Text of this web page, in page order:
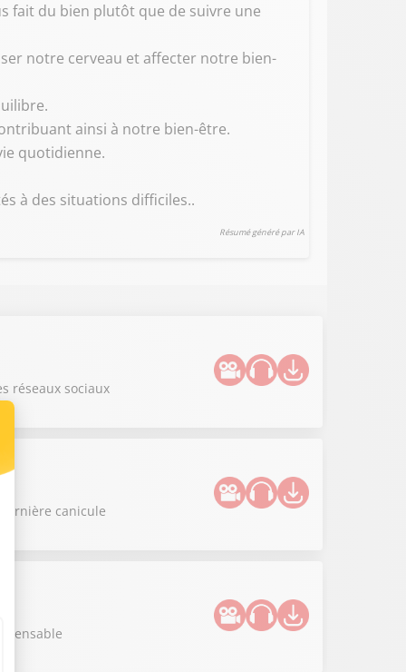
fait du bien plutôt que de suivre une
notre cerveau et affecter notre bien-
ainsi à notre bien-être.
quotidienne.
à des situations difficiles..
Résumé généré par IA
réseaux sociaux
canicule